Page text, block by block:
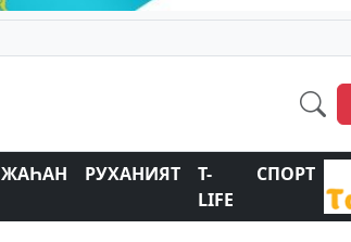
ЖАҺАН РУХАНИЯТ
T-
LIFE
СПОРТ